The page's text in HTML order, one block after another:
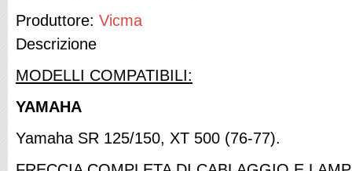
Produttore: Vicma
Descrizione
MODELLI COMPATIBILI:
YAMAHA
Yamaha SR 125/150, XT 500 (76-77).